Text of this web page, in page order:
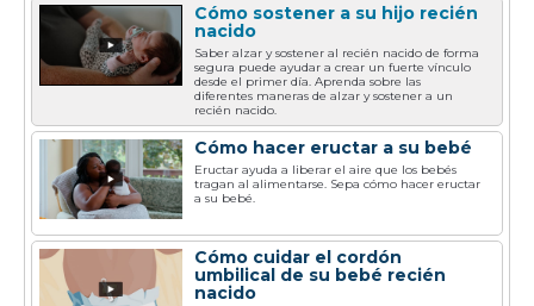
Cómo sostener a su hijo recién
nacido
Saber alzar y sostener al recién nacido de forma
segura puede ayudar a crear un fuerte vínculo
desde el primer día. Aprenda sobre las
diferentes maneras de alzar y sostener a un
recién nacido.
Cómo hacer eructar a su bebé
Eructar ayuda a liberar el aire que los bebés
tragan al alimentarse. Sepa cómo hacer eructar
a su bebé.
Cómo cuidar el cordón
umbilical de su bebé recién
nacido